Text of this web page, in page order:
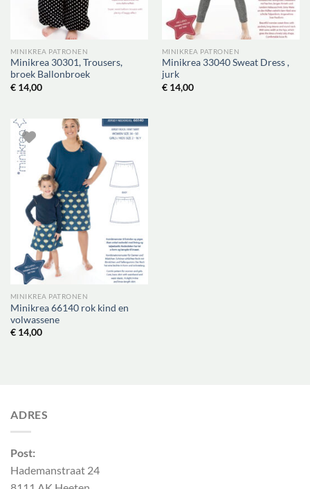
MINIKREA PATRONEN
Minikrea 30301, Trousers,
broek Ballonbroek
€14,00
MINIKREA PATRONEN
Minikrea 33040 Sweat Dress ,
jurk
€14,00
MINIKREA PATRONEN
Minikrea 66140 rok kind en
volwassene
€14,00
ADRES
Post:
Hademanstraat 24